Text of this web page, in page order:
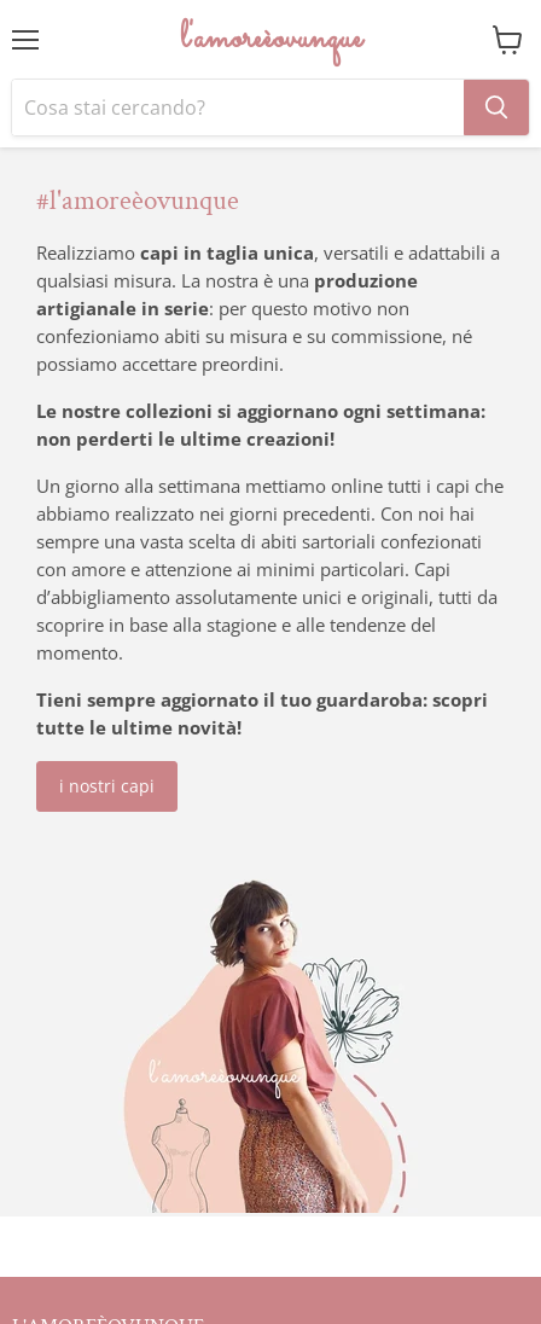
l'amoreèovunque
il
#l'amoreèovunque
Realizziamo capi in taglia unica, versatili e adattabili a
qualsiasi misura. La nostra è una produzione
artigianale in serie: per questo motivo non
confezioniamo abiti su misura e su commissione, né
possiamo accettare preordini.
Le nostre collezioni si aggiornano ogni settimana:
non perderti le ultime creazioni!
Un giorno alla settimana mettiamo online tutti i capi che
abbiamo realizzato nei giorni precedenti. Con noi hai
sempre una vasta scelta di abiti sartoriali confezionati
con amore e attenzione ai minimi particolari. Capi
d’abbigliamento assolutamente unici e originali, tutti da
scoprire in base alla stagione e alle tendenze del
momento.
Tieni sempre aggiornato il tuo guardaroba: scopri
tutte le ultime novità!
i nostri capi